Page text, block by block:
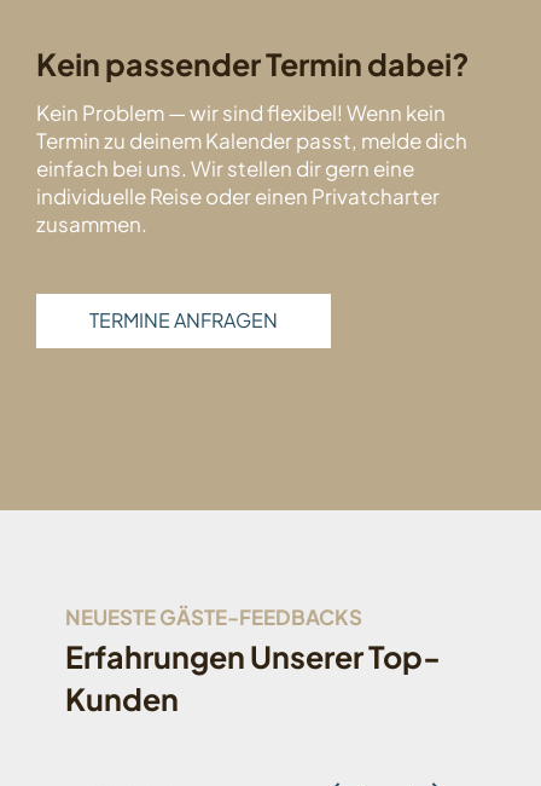
NEUESTE GÄSTE-FEEDBACKS
Erfahrungen Unserer Top-
Kunden
Kein passender Termin dabei?
Kein Problem — wir sind flexibel! Wenn kein
Termin zu deinem Kalender passt, melde dich
einfach bei uns. Wir stellen dir gern eine
individuelle Reise oder einen Privatcharter
zusammen.
TERMINE ANFRAGEN